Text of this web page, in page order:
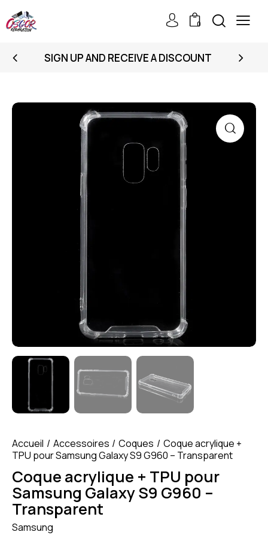
0
SIGN UP AND RECEIVE A DISCOUNT
Accueil Accessoires Coques
Coque acrylique +
TPU pour Samsung Galaxy S9 G960 – Transparent
Coque acrylique + TPU pour
Samsung Galaxy S9 G960 –
Transparent
Samsung